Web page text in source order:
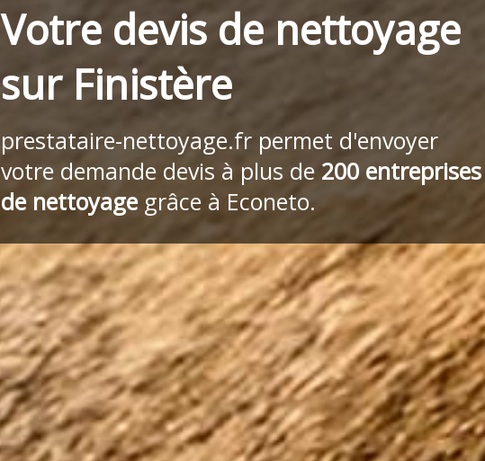
Votre devis de nettoyage
sur Finistère
prestataire-nettoyage.fr permet d'envoyer
votre demande devis à plus de 200 entreprises
de nettoyagegrâce à Econeto.